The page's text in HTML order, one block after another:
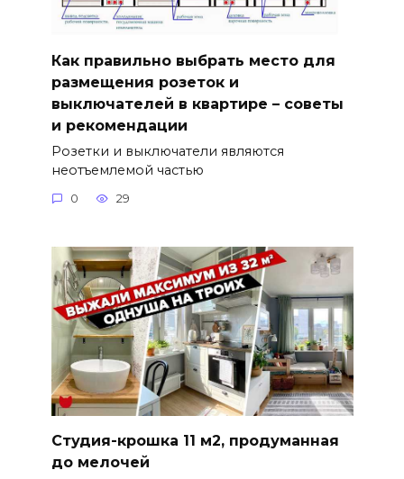
Как правильно выбрать место для
размещения розеток и
выключателей в квартире – советы
и рекомендации
Розетки и выключатели являются
неотъемлемой частью
0 29
Студия-крошка 11 м2, продуманная
до мелочей